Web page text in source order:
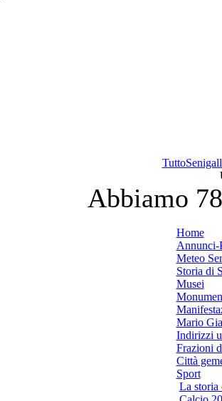
Abbiamo
Home
Annunci-
Meteo
Storia di
Musei
Mario
Indirizzi
Frazioni
Città
Sport
La storia